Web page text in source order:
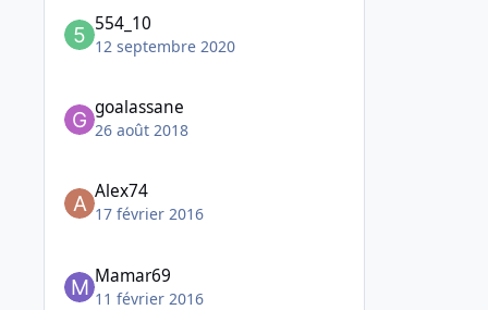
554_10
12 septembre 2020
goalassane
26 août 2018
Alex74
17 février 2016
Mamar69
11 février 2016